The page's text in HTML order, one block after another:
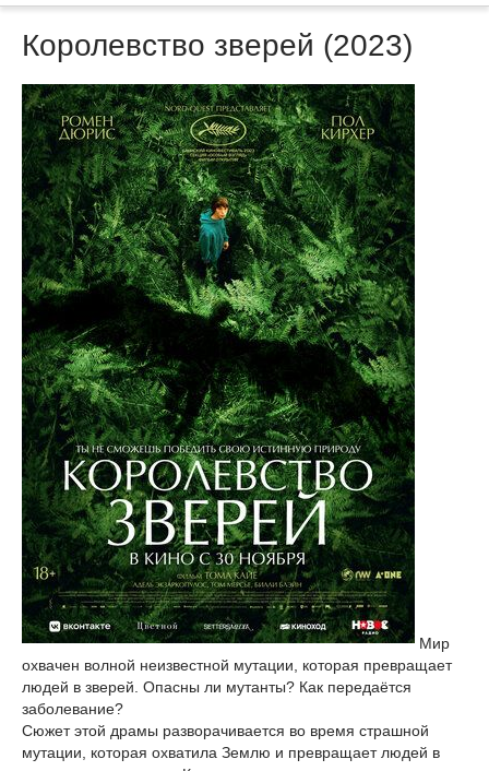
Королевство зверей (2023)
Мир
охвачен волной неизвестной мутации, которая превращает
людей в зверей. Опасны ли мутанты? Как передаётся
заболевание?
Сюжет этой драмы разворачивается во время страшной
мутации, которая охватила Землю и превращает людей в